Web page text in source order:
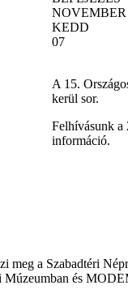
NOVEMBER
KEDD
07
A 15.
kerül sor.
Felhívásunk
információ.
meg a Szabadtéri
és